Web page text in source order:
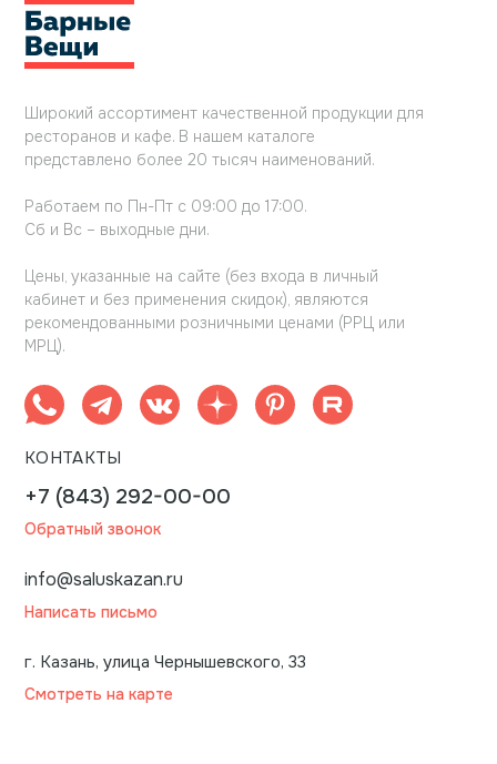
Широкий ассортимент качественной продукции для
ресторанов и кафе. В нашем каталоге
представлено более 20 тысяч наименований.
Работаем по Пн-Пт с 09:00 до 17:00.
Сб и Вс – выходные дни.
Цены, указанные на сайте (без входа в личный
кабинет и без применения скидок), являются
рекомендованными розничными ценами (РРЦ или
МРЦ).
КОНТАКТЫ
+7 (843) 292-00-00
Обратный звонок
info@saluskazan.ru
Написать письмо
г. Казань, улица Чернышевского, 33
Смотреть на карте